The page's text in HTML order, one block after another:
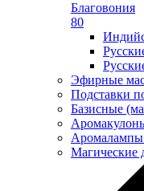
Благовония
80
Эфирные
Подставки
Базисные
Аромалампы
Магические